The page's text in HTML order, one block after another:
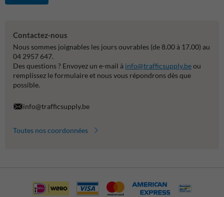
Contactez-nous
Nous sommes joignables les jours ouvrables (de 8.00 à 17.00) au
04 2957 647.
Des questions ? Envoyez un e-mail à info@trafficsupply.beou
remplissez le formulaire et nous vous répondrons dès que
possible.
info@trafficsupply.be
Toutes nos coordonnées